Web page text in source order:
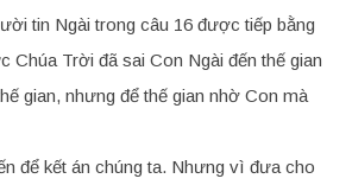
tin Ngài trong câu 16 được tiếp bằng
Chúa Trời đã sai Con Ngài đến thế gian
gian, nhưng để thế gian nhờ Con mà
để kết án chúng ta. Nhưng vì đưa cho